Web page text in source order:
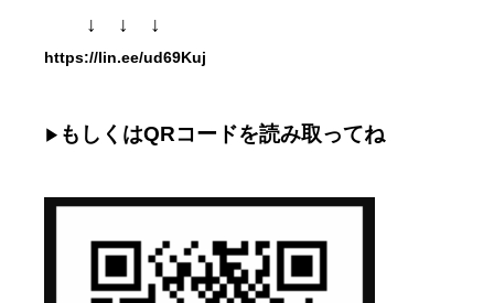
↓ ↓ ↓
https://lin.ee/ud69Kuj
▶ もしくはQRコードを読み取ってね